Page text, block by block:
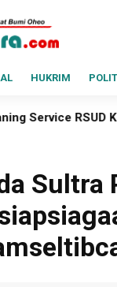
HUKRIM
Utara Empat
Sultra